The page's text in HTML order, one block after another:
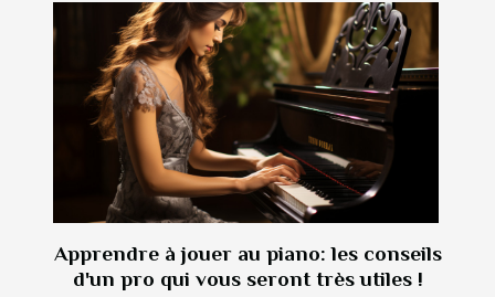
Apprendre à jouer au piano: les conseils
d'un pro qui vous seront très utiles !